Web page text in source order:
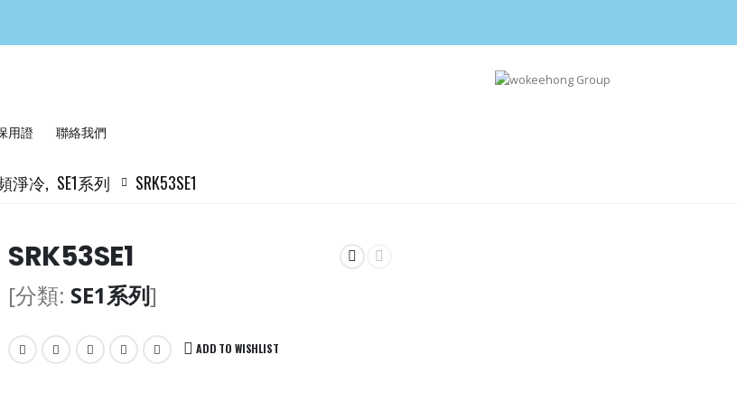
用證 聯絡我們
淨冷, SE1系列 SRK53SE1
SRK53SE1
[分類: SE1系列]
ADD TO WISHLIST